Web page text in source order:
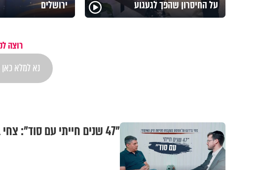
על החיסרון שהפך לגעגוע ירושלים
רוצה
"47 שנים חייתי עם סוד": צחי ברדוגו על המסע בעקבות פתיחת תיק האימוץ